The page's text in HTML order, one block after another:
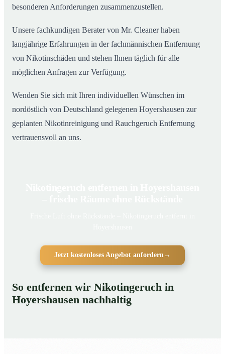
besonderen Anforderungen zusammenzustellen.
Unsere fachkundigen Berater von Mr. Cleaner haben
langjährige Erfahrungen in der fachmännischen Entfernung
von Nikotinschäden und stehen Ihnen täglich für alle
möglichen Anfragen zur Verfügung.
Wenden Sie sich mit Ihren individuellen Wünschen im
nordöstlich von Deutschland gelegenen Hoyershausen zur
geplanten Nikotinreinigung und Rauchgeruch Entfernung
vertrauensvoll an uns.
Jetzt kostenloses Angebot anfordern →
So entfernen wir Nikotingeruch in
Hoyershausen nachhaltig